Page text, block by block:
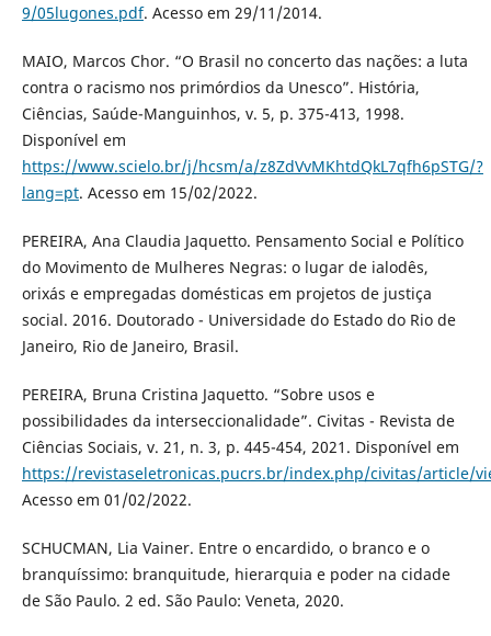
9/05lugones.pdf. Acesso em 29/11/2014.
MAIO, Marcos Chor. “O Brasil no concerto das nações: a luta
contra o racismo nos primórdios da Unesco”. História,
Ciências, Saúde-Manguinhos, v. 5, p. 375-413, 1998.
Disponível em
https://www.scielo.br/j/hcsm/a/z8ZdVvMKhtdQkL7qfh6pSTG/?
lang=pt. Acesso em 15/02/2022.
PEREIRA, Ana Claudia Jaquetto. Pensamento Social e Político
do Movimento de Mulheres Negras: o lugar de ialodês,
orixás e empregadas domésticas em projetos de justiça
social. 2016. Doutorado - Universidade do Estado do Rio de
Janeiro, Rio de Janeiro, Brasil.
PEREIRA, Bruna Cristina Jaquetto. “Sobre usos e
possibilidades da interseccionalidade”. Civitas - Revista de
Ciências Sociais, v. 21, n. 3, p. 445-454, 2021. Disponível em
https://revistaseletronicas.pucrs.br/index.php/civitas/article/
Acesso em 01/02/2022.
SCHUCMAN, Lia Vainer. Entre o encardido, o branco e o
branquíssimo: branquitude, hierarquia e poder na cidade
de São Paulo. 2 ed. São Paulo: Veneta, 2020.